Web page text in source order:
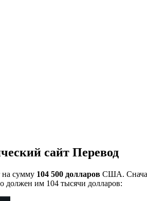
сайт Перевод
на сумму 104 500 долларов США.
должен им 104 тысячи долларов: